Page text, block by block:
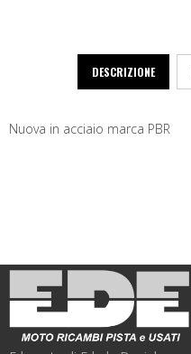
DESCRIZIONE
Nuova in acciaio marca PBR